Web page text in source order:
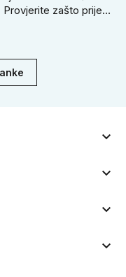
zašto prije
kvaku s kuglom za



